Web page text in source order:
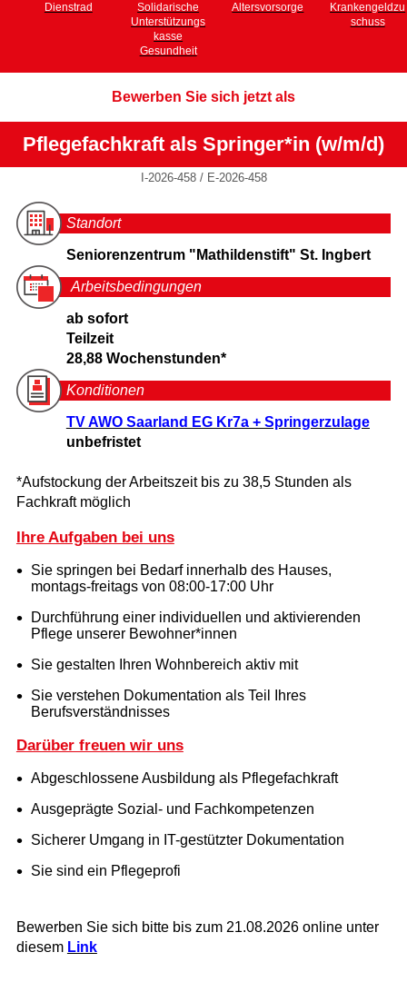
Dienstrad
Solidarische
Unterstützungs
kasse
Gesundheit
Altersvorsorge
Krankengeldzu
schuss
Bewerben Sie sich jetzt als
Pflegefachkraft als Springer*in (w/m/d)
I-2026-458 / E-2026-458
Standort
Seniorenzentrum "Mathildenstift" St. Ingbert
Arbeitsbedingungen
ab sofort
Teilzeit
28,88 Wochenstunden*
Konditionen
TV AWO Saarland EG Kr7a + Springerzulage
unbefristet
*Aufstockung der Arbeitszeit bis zu 38,5 Stunden als
Fachkraft möglich
Ihre Aufgaben bei uns
Sie springen bei Bedarf innerhalb des Hauses,
montags-freitags von 08:00-17:00 Uhr
Durchführung einer individuellen und aktivierenden
Pflege unserer Bewohner*innen
Sie gestalten Ihren Wohnbereich aktiv mit
Sie verstehen Dokumentation als Teil Ihres
Berufsverständnisses
Darüber freuen wir uns
Abgeschlossene Ausbildung als Pflegefachkraft
Ausgeprägte Sozial- und Fachkompetenzen
Sicherer Umgang in IT-gestützter Dokumentation
Sie sind ein Pflegeprofi
Bewerben Sie sich bitte bis zum 21.08.2026 online unter
diesem Link